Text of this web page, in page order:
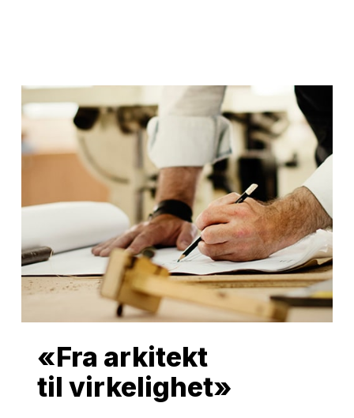
«Fra arkitekt
til virkelighet»